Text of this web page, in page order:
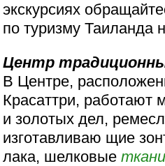
экскурсиях
по туризму Таиланда
Центр
В Центре,
Красаттри, работают
и золотых дел,
изготавливаю щие
лака, шелковыеткани